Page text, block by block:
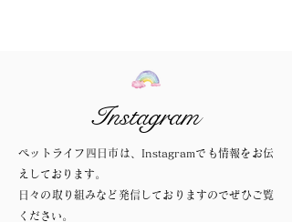
Instagram
ペットライフ四日市は、Instagramでも情報をお伝
えしております。
日々の取り組みなど発信しておりますのでぜひご覧
ください。